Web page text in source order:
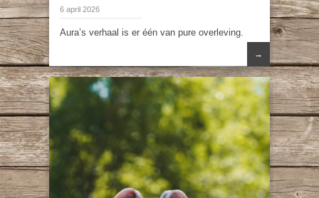
6 april 2026
Aura’s verhaal is er één van pure overleving.
→